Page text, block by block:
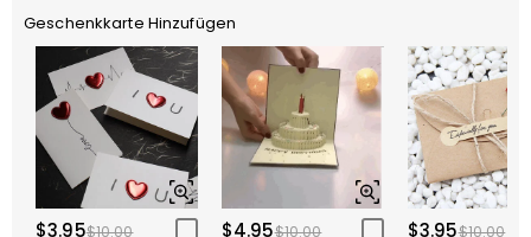
Geschenkkarte Hinzufügen
$3.95$10.00 $4.95$10.00 $3.95$10.00